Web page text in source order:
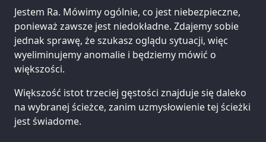
Jestem Ra. Mówimy ogólnie, co jest niebezpieczne,
ponieważ zawsze jest niedokładne. Zdajemy sobie
jednak sprawę, że szukasz oglądu sytuacji, więc
wyeliminujemy anomalie i będziemy mówić o
większości.
Większość istot trzeciej gęstości znajduje się daleko
na wybranej ścieżce, zanim uzmysłowienie tej ścieżki
jest świadome.